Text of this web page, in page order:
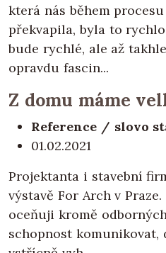
která nás během
překvapila, byla to
bude rychlé, ale až
opravdu fascin...
Z domu máme
Reference / slovo
01.02.2021
Projektanta i stavební
výstavě For Arch v
oceňuji kromě
schopnost komunikovat,